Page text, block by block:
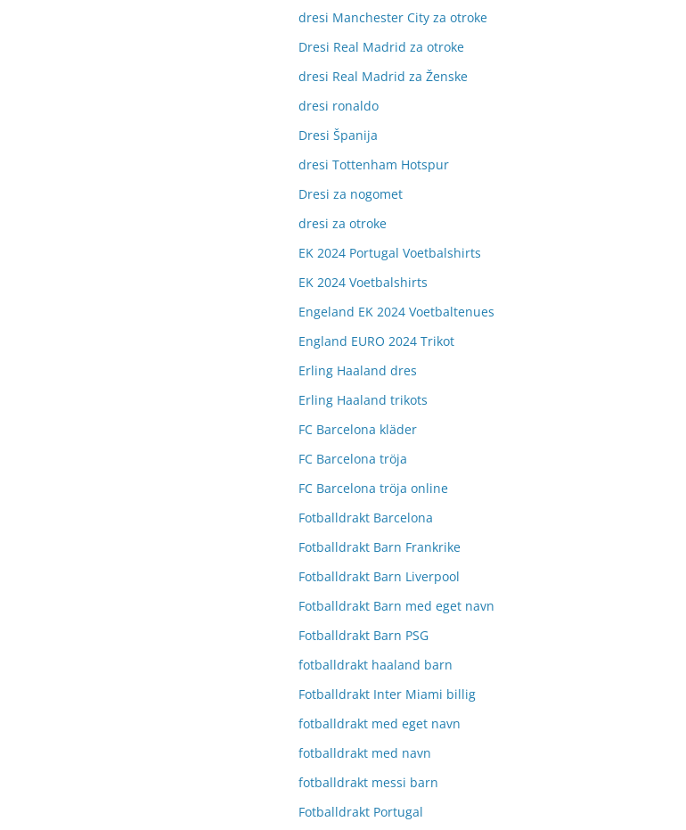
dresi Manchester City za otroke
Dresi Real Madrid za otroke
dresi Real Madrid za Ženske
dresi ronaldo
Dresi Španija
dresi Tottenham Hotspur
Dresi za nogomet
dresi za otroke
EK 2024 Portugal Voetbalshirts
EK 2024 Voetbalshirts
Engeland EK 2024 Voetbaltenues
England EURO 2024 Trikot
Erling Haaland dres
Erling Haaland trikots
FC Barcelona kläder
FC Barcelona tröja
FC Barcelona tröja online
Fotballdrakt Barcelona
Fotballdrakt Barn Frankrike
Fotballdrakt Barn Liverpool
Fotballdrakt Barn med eget navn
Fotballdrakt Barn PSG
fotballdrakt haaland barn
Fotballdrakt Inter Miami billig
fotballdrakt med eget navn
fotballdrakt med navn
fotballdrakt messi barn
Fotballdrakt Portugal